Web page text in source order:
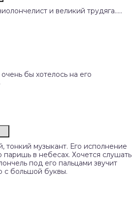
и великий трудяга…..
бы хотелось на его
тонкий музыкант. Его исполнение
паришь в небесах. Хочется слушать
под его пальцами звучит
с большой буквы.